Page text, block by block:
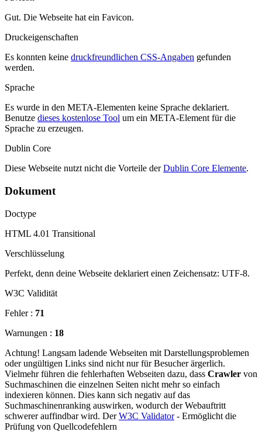
Gut. Die Webseite hat ein Favicon.
Druckeigenschaften
Es konnten keine druckfreundlichen CSS-Angaben gefunden
werden.
Sprache
Es wurde in den META-Elementen keine Sprache deklariert.
Benutze dieses kostenlose Tool um ein META-Element für die
Sprache zu erzeugen.
Dublin Core
Diese Webseite nutzt nicht die Vorteile derDublin Core Elemente.
Dokument
Doctype
HTML 4.01 Transitional
Verschlüsselung
Perfekt, denn deine Webseite deklariert einen Zeichensatz: UTF-8.
W3C Validität
Fehler : 71
Warnungen : 18
Achtung! Langsam ladende Webseiten mit Darstellungsproblemen
oder ungültigen Links sind nicht nur für Besucher ärgerlich.
Vielmehr führen die fehlerhaften Webseiten dazu, dass Crawler von
Suchmaschinen die einzelnen Seiten nicht mehr so einfach
indexieren können. Dies kann sich negativ auf das
Suchmaschinenranking auswirken, wodurch der Webauftritt
schwerer auffindbar wird. DerW3C Validator- Ermöglicht die
Prüfung von Quellcodefehlern